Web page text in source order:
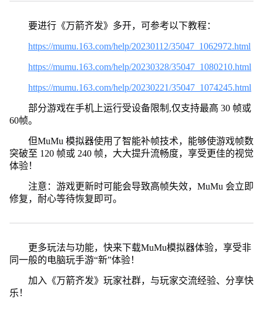
要进行《万箭齐发》多开，可参考以下教程：
https://mumu.163.com/help/20230112/35047_1062972.html
https://mumu.163.com/help/20230328/35047_1080210.html
https://mumu.163.com/help/20230221/35047_1074245.html
部分游戏在手机上运行受设备限制,仅支持最高 30 帧或
60帧。
但MuMu 模拟器使用了智能补帧技术，能够使游戏帧数
突破至 120 帧或 240 帧，大大提升流畅度，享受更佳的视觉
体验！
注意：游戏更新时可能会导致高帧失效，MuMu 会立即
修复，耐心等待恢复即可。
更多玩法与功能，快来下载MuMu模拟器体验，享受非
同一般的电脑玩手游“新”体验！
加入《万箭齐发》玩家社群，与玩家交流经验、分享快
乐！